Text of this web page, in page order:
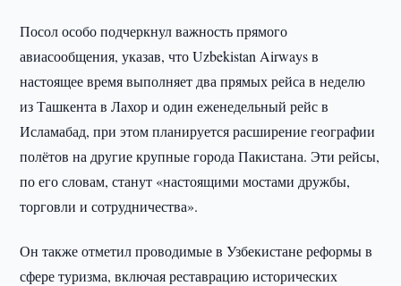
Посол особо подчеркнул важность прямого
авиасообщения, указав, что Uzbekistan Airways в
настоящее время выполняет два прямых рейса в неделю
из Ташкента в Лахор и один еженедельный рейс в
Исламабад, при этом планируется расширение географии
полётов на другие крупные города Пакистана. Эти рейсы,
по его словам, станут «настоящими мостами дружбы,
торговли и сотрудничества».
Он также отметил проводимые в Узбекистане реформы в
сфере туризма, включая реставрацию исторических